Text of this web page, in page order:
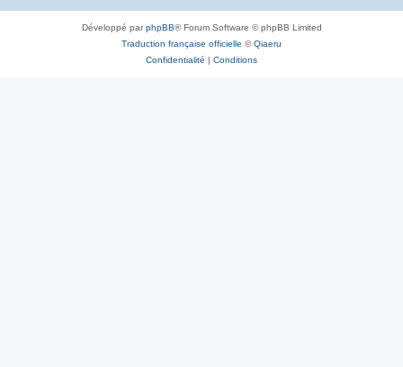
Développé parphpBB® Forum Software © phpBB Limited
Traduction française officielle ©Qiaeru
Confidentialité | Conditions